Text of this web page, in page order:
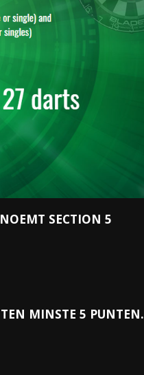
SECTION 5
MINSTE 5 PUNTEN.